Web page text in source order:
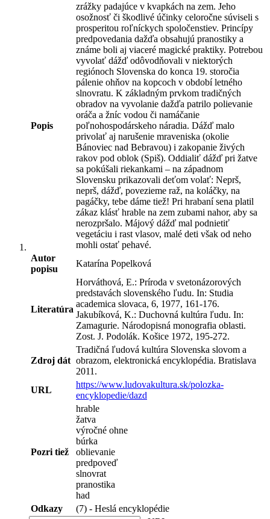
Popis
zrážky padajúce v kvapkách na zem. Jeho
osožnosť či škodlivé účinky celoročne súviseli s
prosperitou roľníckych spoločenstiev. Princípy
predpovedania dažďa obsahujú pranostiky a
známe boli aj viaceré magické praktiky. Potrebou
vyvolať dážď odôvodňovali v niektorých
regiónoch Slovenska do konca 19. storočia
pálenie ohňov na kopcoch v období letného
slnovratu. K základným prvkom tradičných
obradov na vyvolanie dažďa patrilo polievanie
oráča a žníc vodou či namáčanie
poľnohospodárskeho náradia. Dážď malo
privolať aj narušenie mraveniska (okolie
Bánoviec nad Bebravou) i zakopanie živých
rakov pod oblok (Spiš). Oddialiť dážď pri žatve
sa pokúšali riekankami – na západnom
Slovensku prikazovali deťom volať: Neprš,
neprš, dážď, povezieme raž, na koláčky, na
pagáčky, tebe dáme tiež! Pri hrabaní sena platil
zákaz klásť hrable na zem zubami nahor, aby sa
nerozpršalo. Májový dážď mal podnietiť
vegetáciu i rast vlasov, malé deti však od neho
mohli ostať pehavé.
Autor
popisu
Katarína Popelková
Literatúra
Horváthová, E.: Príroda v svetonázorových
predstavách slovenského ľudu. In: Studia
academica slovaca, 6, 1977, 161-176.
Jakubíková, K.: Duchovná kultúra ľudu. In:
Zamagurie. Národopisná monografia oblasti.
Zost. J. Podolák. Košice 1972, 195-272.
Zdroj dát
Tradičná ľudová kultúra Slovenska slovom a
obrazom, elektronická encyklopédia. Bratislava
2011.
URL
https://www.ludovakultura.sk/polozka-
encyklopedie/dazd
Pozri tiež
hrable
žatva
výročné ohne
búrka
oblievanie
predpoveď
slnovrat
pranostika
had
Odkazy
(7) - Heslá encyklopédie